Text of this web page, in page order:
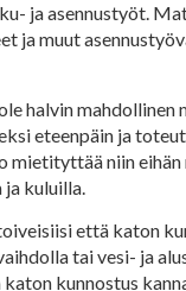
ja asennustyöt.
muut
halvin
eteenpäin ja
niin
ja kuluilla.
että katon
tai vesi- ja
kunnostus